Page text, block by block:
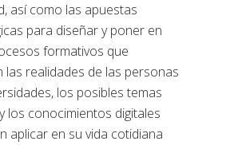
así como las apuestas
para diseñar y poner en
formativos que
las realidades de las personas
los posibles temas
los conocimientos digitales
aplicar en su vida cotidiana